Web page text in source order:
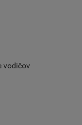
vodičov